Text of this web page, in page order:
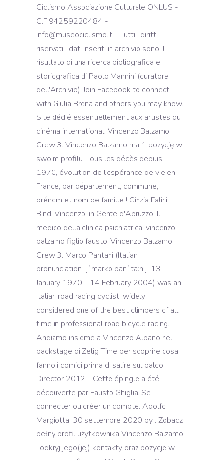
Ciclismo Associazione Culturale ONLUS -
C.F.94259220484 -
info@museociclismo.it - Tutti i diritti
riservati I dati inseriti in archivio sono il
risultato di una ricerca bibliografica e
storiografica di Paolo Mannini (curatore
dell'Archivio). Join Facebook to connect
with Giulia Brena and others you may know.
Site dédié essentiellement aux artistes du
cinéma international. Vincenzo Balzamo
Crew 3. Vincenzo Balzamo ma 1 pozycję w
swoim profilu. Tous les décès depuis
1970, évolution de l'espérance de vie en
France, par département, commune,
prénom et nom de famille ! Cinzia Falini,
Bindi Vincenzo, in Gente d'Abruzzo. Il
medico della clinica psichiatrica. vincenzo
balzamo figlio fausto. Vincenzo Balzamo
Crew 3. Marco Pantani (Italian
pronunciation: [ˈmarko panˈtaːni]; 13
January 1970 – 14 February 2004) was an
Italian road racing cyclist, widely
considered one of the best climbers of all
time in professional road bicycle racing.
Andiamo insieme a Vincenzo Albano nel
backstage di Zelig Time per scoprire cosa
fanno i comici prima di salire sul palco!
Director 2012 - Cette épingle a été
découverte par Fausto Ghiglia. Se
connecter ou créer un compte. Adolfo
Margiotta. 30 settembre 2020 by . Zobacz
pełny profil użytkownika Vincenzo Balzamo
i odkryj jego(jej) kontakty oraz pozycje w